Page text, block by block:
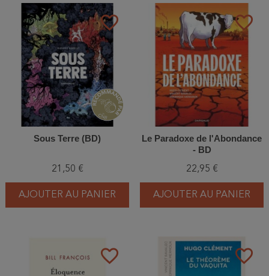
favorite_border
Sous Terre (BD)
21,50 €
AJOUTER AU PANIER
favorite_border
Le Paradoxe de l'Abondance
- BD
22,95 €
AJOUTER AU PANIER
favorite_border favorite_border